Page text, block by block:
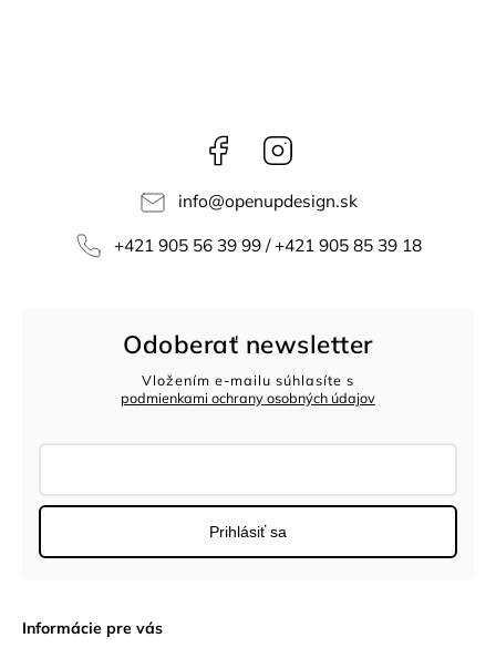
Facebook
info@openupdesign.sk
+421 905 56 39 99 / +421 905 85 39 18
Informácie pre vás
Odoberať newsletter
Vložením e-mailu súhlasíte s
podmienkami ochrany osobných údajov
Prihlásiť sa